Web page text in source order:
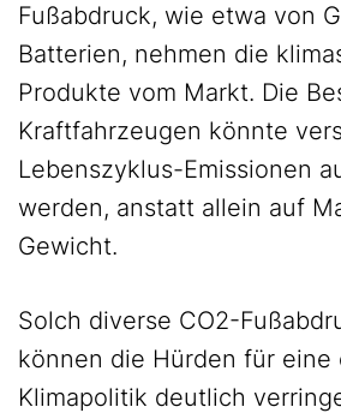
Fußabdruck, wie etwa von
Batterien, nehmen die
Produkte vom Markt. Die
Kraftfahrzeugen könnte
Lebenszyklus-Emissionen
werden, anstatt allein auf
Gewicht.
Solch diverse CO2-
können die Hürden für eine
Klimapolitik deutlich